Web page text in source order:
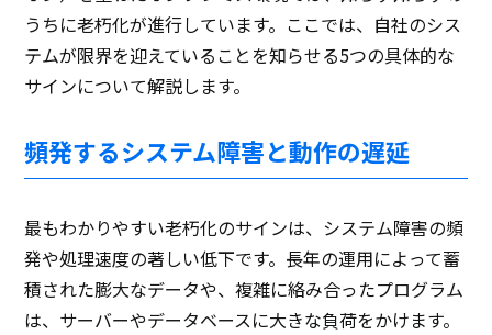
うちに老朽化が進行しています。ここでは、自社のシス
テムが限界を迎えていることを知らせる5つの具体的な
サインについて解説します。
頻発するシステム障害と動作の遅延
最もわかりやすい老朽化のサインは、システム障害の頻
発や処理速度の著しい低下です。長年の運用によって蓄
積された膨大なデータや、複雑に絡み合ったプログラム
は、サーバーやデータベースに大きな負荷をかけます。